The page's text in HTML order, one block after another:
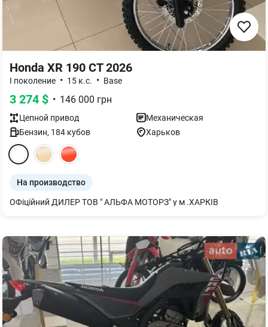
Honda XR 190 CT 2026
I поколение • 15 к.с. • Base
3 274 $ • 146 000 грн
Цепной привод
Механическая
Бензин, 184 кубов Харьков
На производство
ОФіційний ДИЛЕР ТОВ " АЛЬФА МОТОРЗ" у м .ХАРКІВ